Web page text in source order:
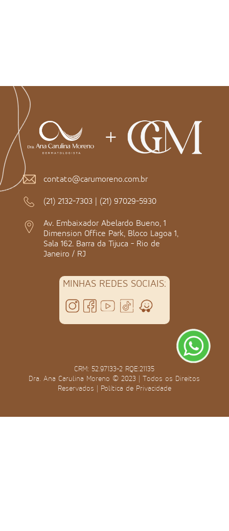
contato@carumoreno.com.br
(21) 2132-7303 | (21) 97029-5930
Av. Embaixador Abelardo Bueno, 1
Dimension Office Park, Bloco Lagoa 1,
Sala 162. Barra da Tijuca - Rio de
Janeiro / RJ
MINHAS REDES SOCIAIS:
CRM: 52.97133-2 RQE:21135
Dra. Ana Carulina Moreno © 2023 | Todos os Direitos
Reservados | Política de Privacidade